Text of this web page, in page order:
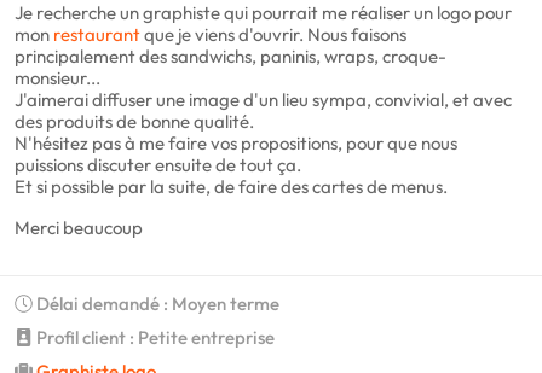
Je recherche un graphiste qui pourrait me réaliser un logo pour
mon restaurantque je viens d'ouvrir. Nous faisons
principalement des sandwichs, paninis, wraps, croque-
monsieur...
J'aimerai diffuser une image d'un lieu sympa, convivial, et avec
des produits de bonne qualité.
N'hésitez pas à me faire vos propositions, pour que nous
puissions discuter ensuite de tout ça.
Et si possible par la suite, de faire des cartes de menus.
Merci beaucoup
Délai demandé : Moyen terme
Profil client : Petite entreprise